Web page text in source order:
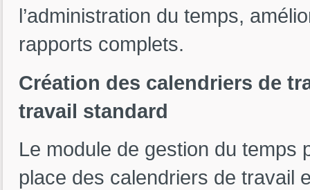
l’administration du temps,
rapports complets.
Création des calendriers de
travail standard
Le module de gestion du temps
place des calendriers de travail